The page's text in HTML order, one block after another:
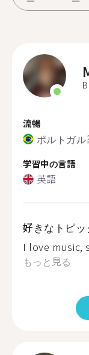
流暢
ポルトガル
学習中の言語
英語
好きなトピッ
I love music,
もっと見る